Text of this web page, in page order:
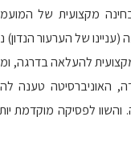
מקצועית של
(עניינו של הערעור
להעלאה בדרגה,
האוניברסיטה טענה
לפסיקה מוקדמת